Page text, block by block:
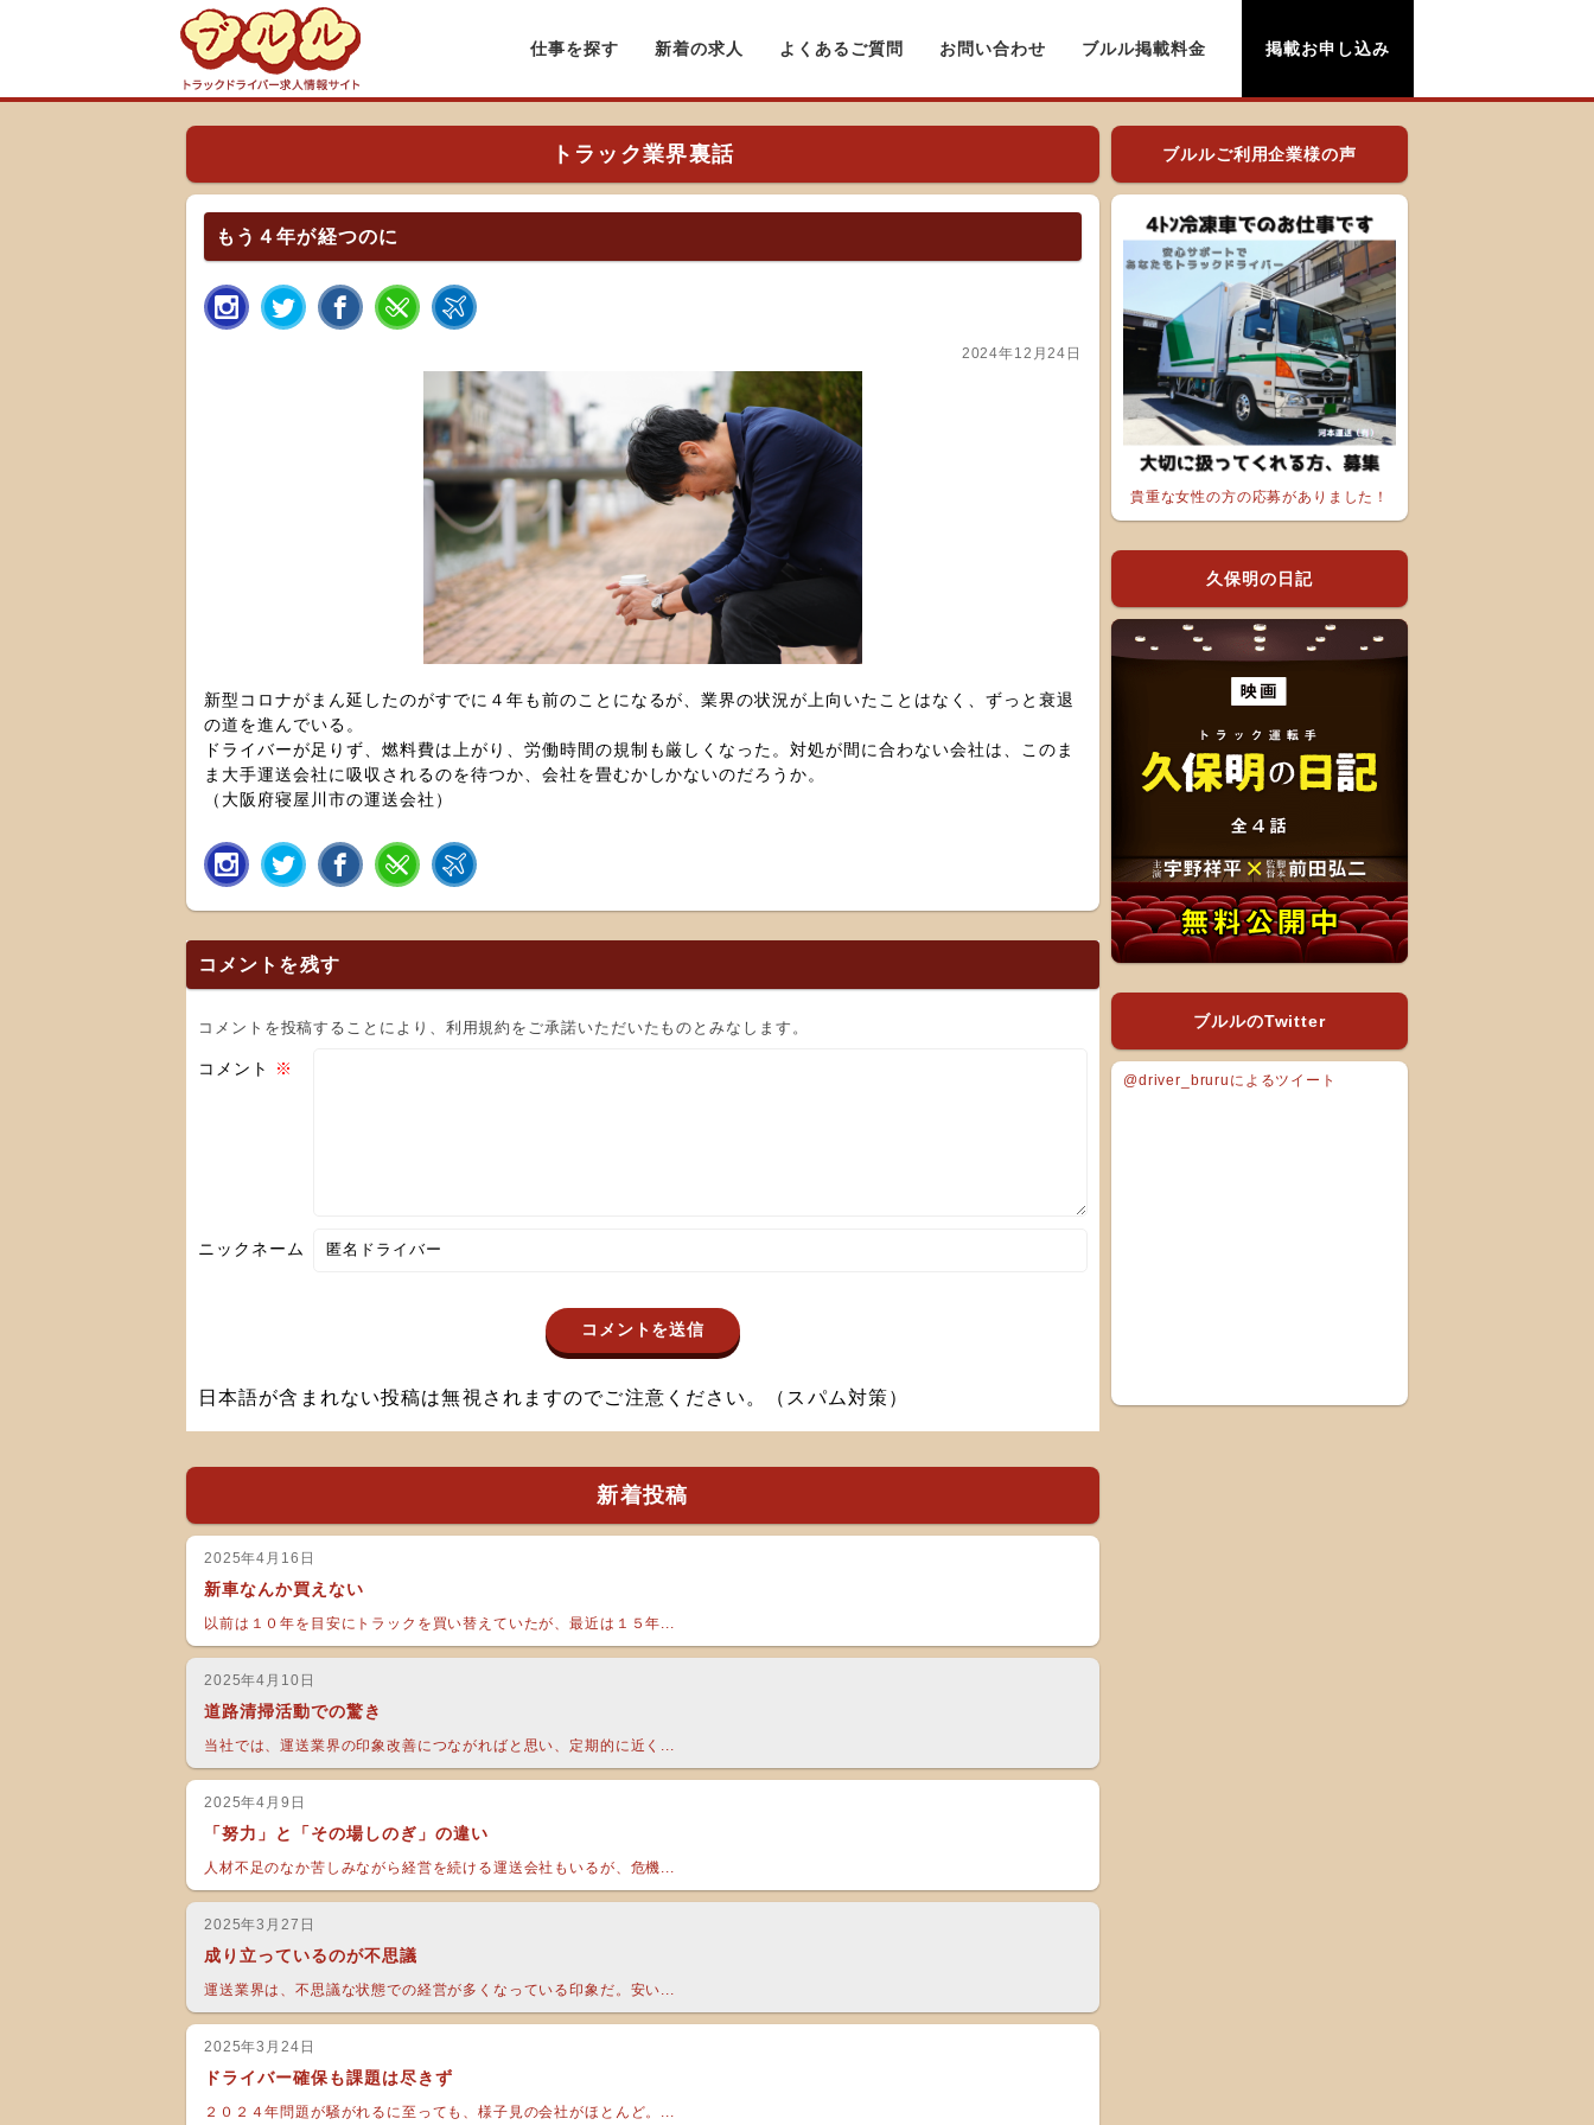
仕事を探す 新着の求人 よくあるご質問 お問い合わせ ブルル掲載料金 掲載お申し込み
トラック業界裏話
もう４年が経つのに
2024年12月24日
新型コロナがまん延したのがすでに４年も前のことになるが、業界の状況が上向いたことはなく、ずっと衰退
の道を進んでいる。
ドライバーが足りず、燃料費は上がり、労働時間の規制も厳しくなった。対処が間に合わない会社は、このま
ま大手運送会社に吸収されるのを待つか、会社を畳むかしかないのだろうか。
（大阪府寝屋川市の運送会社）
コメントを残す
コメントを投稿することにより、利用規約をご承諾いただいたものとみなします。
コメント ※
ニックネーム
日本語が含まれない投稿は無視されますのでご注意ください。（スパム対策）
新着投稿
2025年4月16日
新車なんか買えない
以前は１０年を目安にトラックを買い替えていたが、最近は１５年...
2025年4月10日
道路清掃活動での驚き
当社では、運送業界の印象改善につながればと思い、定期的に近く...
2025年4月9日
「努力」と「その場しのぎ」の違い
人材不足のなか苦しみながら経営を続ける運送会社もいるが、危機...
2025年3月27日
成り立っているのが不思議
運送業界は、不思議な状態での経営が多くなっている印象だ。安い...
2025年3月24日
ドライバー確保も課題は尽きず
２０２４年問題が騒がれるに至っても、様子見の会社がほとんど。...
ブルルご利用企業様の声
貴重な女性の方の応募がありました！
久保明の日記
ブルルのTwitter
@driver_bruruによるツイート